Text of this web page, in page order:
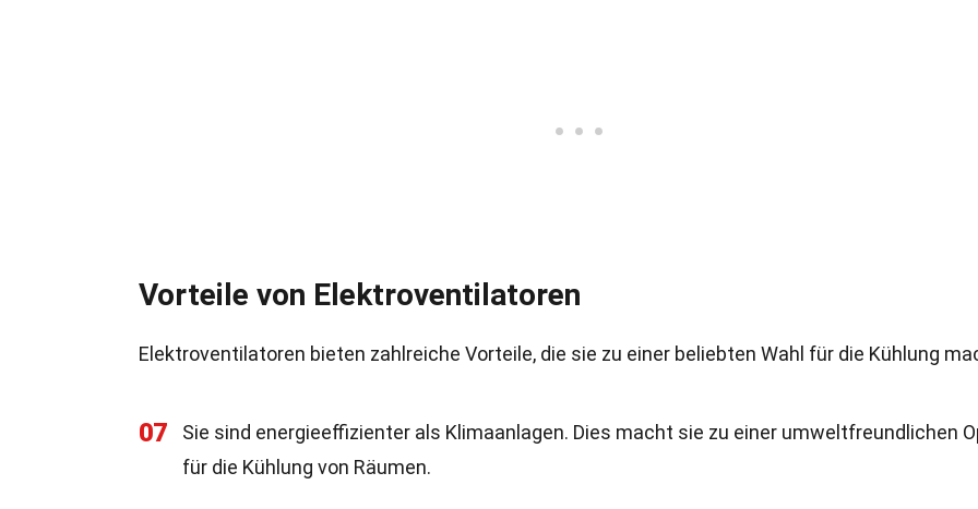
Vorteile von Elektroventilatoren
Elektroventilatoren bieten zahlreiche Vorteile, die sie zu einer beliebten Wahl für die Kühlung
07
Sie sind energieeffizienter als Klimaanlagen. Dies macht sie zu einer umweltfreundlichen
für die Kühlung von Räumen.